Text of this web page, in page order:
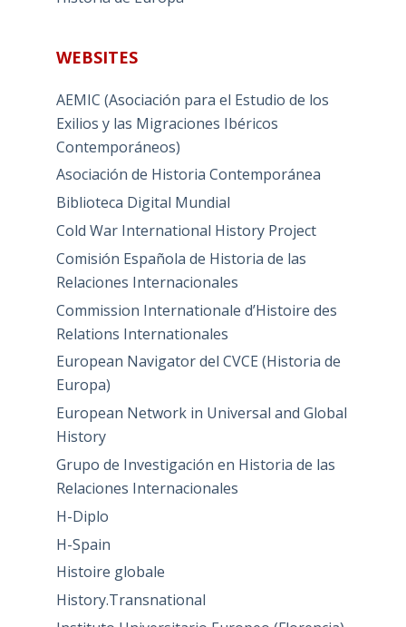
WEBSITES
AEMIC (Asociación para el Estudio de los
Exilios y las Migraciones Ibéricos
Contemporáneos)
Asociación de Historia Contemporánea
Biblioteca Digital Mundial
Cold War International History Project
Comisión Española de Historia de las
Relaciones Internacionales
Commission Internationale d’Histoire des
Relations Internationales
European Navigator del CVCE (Historia de
Europa)
European Network in Universal and Global
History
Grupo de Investigación en Historia de las
Relaciones Internacionales
H-Diplo
H-Spain
Histoire globale
History.Transnational